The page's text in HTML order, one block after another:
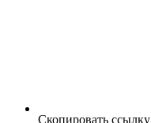
Скопировать ссылку